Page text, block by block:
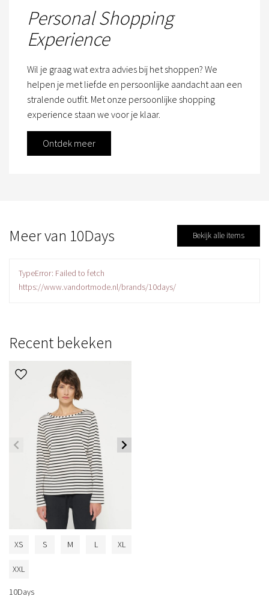
Personal Shopping
Experience
Wil je graag wat extra advies bij het shoppen? We
helpen je met liefde en persoonlijke aandacht aan een
stralende outfit. Met onze persoonlijke shopping
experience staan we voor je klaar.
Ontdek meer
Meer van 10Days Bekijk alle items
TypeError: Failed to fetch
https://www.vandortmode.nl/brands/10days/
Recent bekeken
XS S M L XL
XXL
10Days